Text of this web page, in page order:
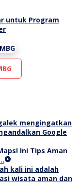
untuk Program
Ini Tips Aman